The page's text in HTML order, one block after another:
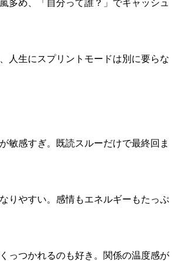
多め、「自分って誰？」でキャッシュ
人生にスプリントモードは別に要らな
敏感すぎ。既読スルーだけで最終回ま
りやすい。感情もエネルギーもたっぷ
っつかれるのも好き。関係の温度感が